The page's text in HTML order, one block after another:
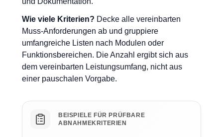
Wie viele Kriterien? Decke alle vereinbarten
Muss-Anforderungen ab und gruppiere
umfangreiche Listen nach Modulen oder
Funktionsbereichen. Die Anzahl ergibt sich aus
dem vereinbarten Leistungsumfang, nicht aus
einer pauschalen Vorgabe.
BEISPIELE FÜR PRÜFBARE
ABNAHMEKRITERIEN